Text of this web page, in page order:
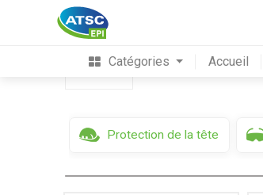
Catégories Accueil
Protection des yeux & du visage
Filtres
Protection de la tête